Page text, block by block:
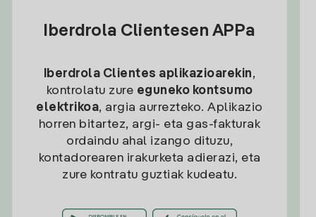
Iberdrola Clientesen APPa
Iberdrola Clientes aplikazioarekin,
kontrolatu zure eguneko kontsumo
elektrikoa, argia aurrezteko. Aplikazio
horren bitartez, argi- eta gas-fakturak
ordaindu ahal izango dituzu,
kontadorearen irakurketa adierazi, eta
zure kontratu guztiak kudeatu.